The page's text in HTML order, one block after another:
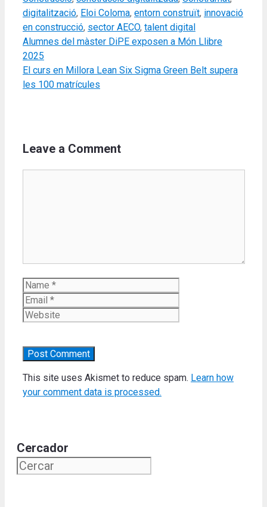
digitalització, Eloi Coloma, entorn construït, innovació
en construcció, sector AECO, talent digital
Alumnes del màster DiPE exposen a Món Llibre
2025
El curs en Millora Lean Six Sigma Green Belt supera
les 100 matrícules
Leave a Comment
Name
This site uses Akismet to reduce spam. Learn how
your comment data is processed.
Cercador